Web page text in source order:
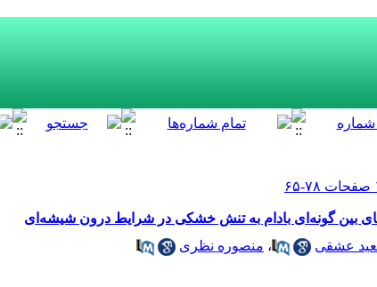
بین گونه‌ای بادام به تنش خشکی در شرایط درون شیشه‌ای
عشقی ، منصوره نظری